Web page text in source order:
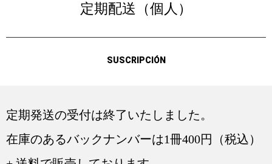
定期配送（個人）
SUSCRIPCIÓN
定期発送の受付は終了いたしました。
在庫のあるバックナンバーは1冊400円（税込）